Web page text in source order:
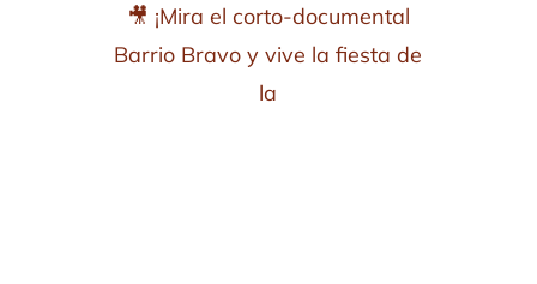
🎥 ¡Mira el corto-documental
Barrio Bravo y vive la fiesta de
la